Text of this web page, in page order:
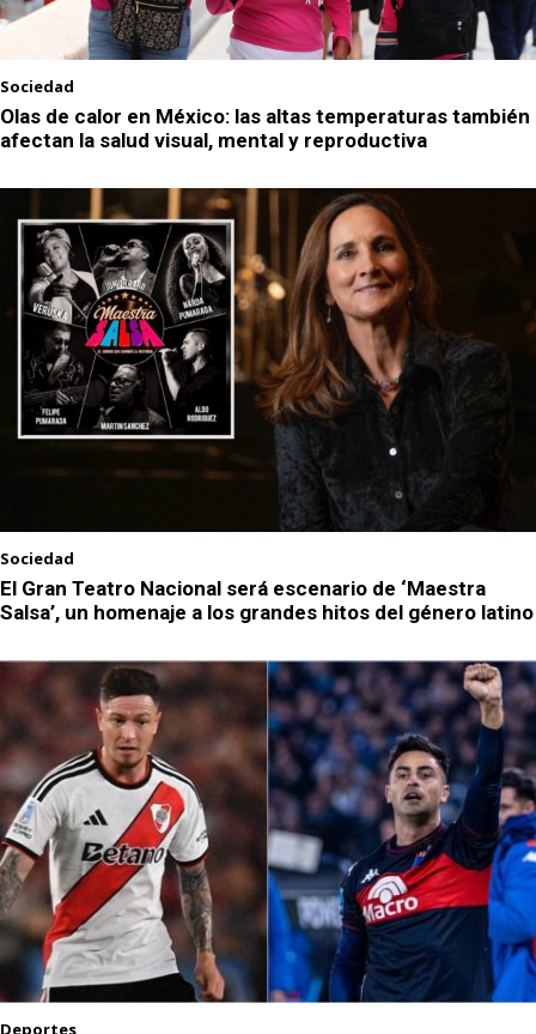
Sociedad
Olas de calor en México: las altas temperaturas también
afectan la salud visual, mental y reproductiva
Sociedad
El Gran Teatro Nacional será escenario de ‘Maestra
Salsa’, un homenaje a los grandes hitos del género latino
Deportes